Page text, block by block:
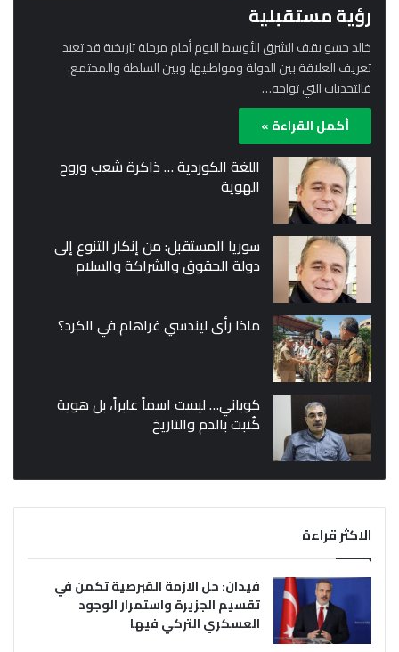
رؤية مستقبلية
خالد حسو يقف الشرق الأوسط اليوم أمام مرحلة تاريخية قد تعيد
تعريف العلاقة بين الدولة ومواطنيها، وبين السلطة والمجتمع.
فالتحديات التي تواجه…
أكمل القراءة »
اللغة الكوردية … ذاكرة شعب وروح
الهوية
سوريا المستقبل: من إنكار التنوع إلى
دولة الحقوق والشراكة والسلام
ماذا رأى ليندسي غراهام في الكرد؟
كوباني… ليست اسماً عابراً، بل هوية
كُتبت بالدم والتاريخ
الاكثر قراءة
فيدان: حل الازمة القبرصية تكمن في
تقسيم الجزيرة واستمرار الوجود
العسكري التركي فيها